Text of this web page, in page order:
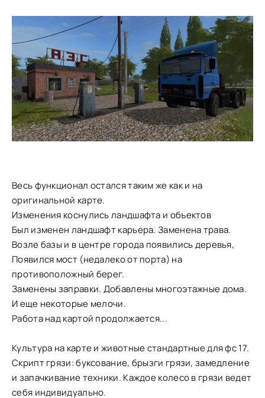
Весь функционал остался таким же как и на
оригинальной карте.
Изменения коснулись ландшафта и объектов
Был изменен ландшафт карьера. Заменена трава.
Возле базы и в центре города появились деревья,
Появился мост (недалеко от порта) на
противоположный берег.
Заменены заправки. Добавлены многоэтажные дома.
И еще некоторые мелочи.
Работа над картой продолжается...
Культура на карте и животные стандартные для фс 17.
Скрипт грязи: буксование, брызги грязи, замедление
и запачкивание техники. Каждое колесо в грязи ведет
себя индивидуально.